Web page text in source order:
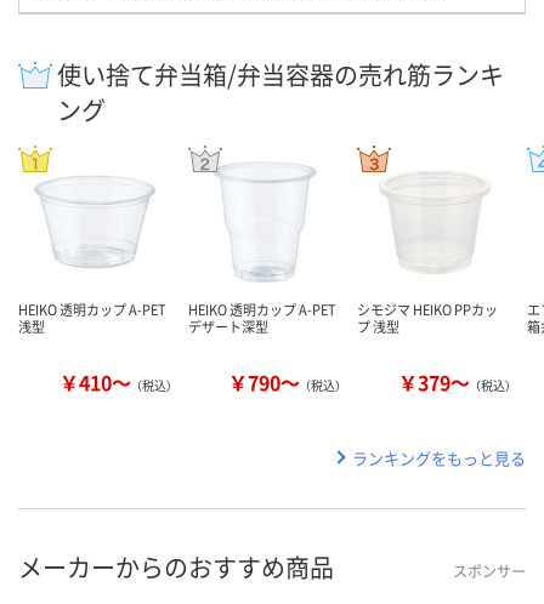
使い捨て弁当箱/弁当容器の売れ筋ランキ
ング
HEIKO 透明カップ A-PET
浅型
￥410～ （税込）
HEIKO 透明カップ A-PET
デザート深型
￥790～ （税込）
シモジマ HEIKO PPカッ
プ 浅型
￥379～ （税込）
箱
ランキングをもっと見る
メーカーからのおすすめ商品 スポンサー